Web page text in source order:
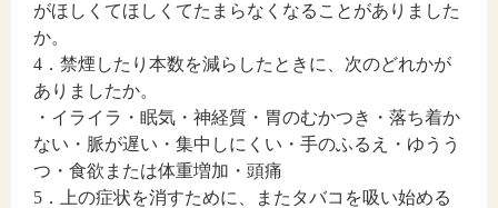
がほしくてほしくてたまらなくなることがありました
か。
4．禁煙したり本数を減らしたときに、次のどれかが
ありましたか。
・イライラ・眠気・神経質・胃のむかつき・落ち着か
ない・脈が遅い・集中しにくい・手のふるえ・ゆうう
つ・食欲または体重増加・頭痛
5．上の症状を消すために、またタバコを吸い始める